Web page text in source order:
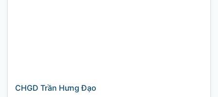
CHGD Trần Hưng Đạo